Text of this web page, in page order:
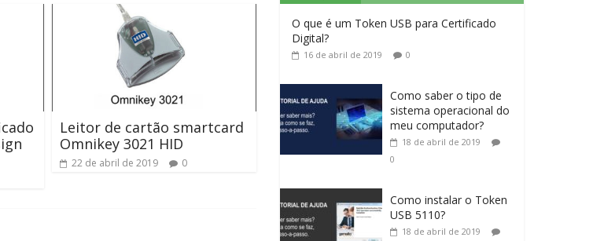
Leitor de cartão smartcard
Omnikey 3021 HID
22 de abril de 2019 0
O que é um Token USB para Certificado
Digital?
16 de abril de 2019 0
Como saber o tipo de
sistema operacional do
meu computador?
18 de abril de 2019
0
Como instalar o Token
USB 5110?
18 de abril de 2019